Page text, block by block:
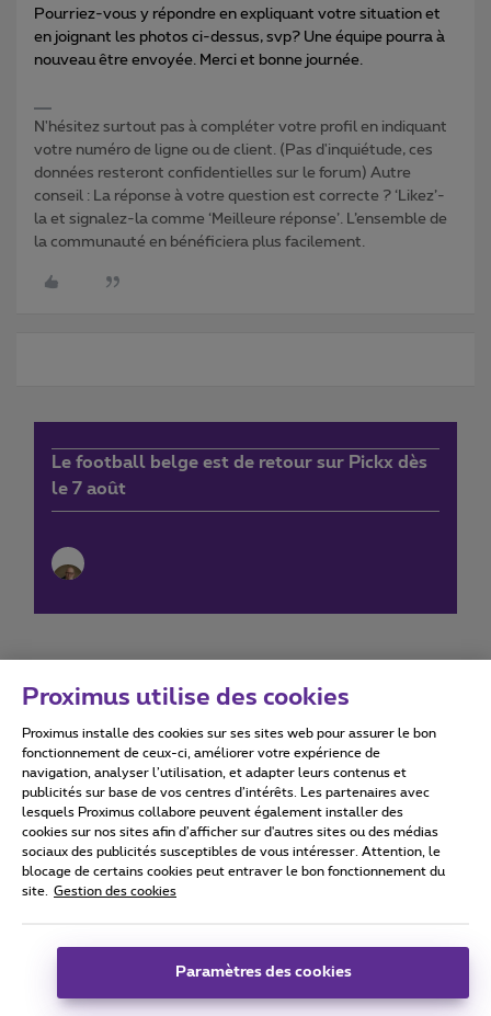
Pourriez-vous y répondre en expliquant votre situation et
en joignant les photos ci-dessus, svp? Une équipe pourra à
nouveau être envoyée. Merci et bonne journée.
N'hésitez surtout pas à compléter votre profil en indiquant
votre numéro de ligne ou de client. (Pas d'inquiétude, ces
données resteront confidentielles sur le forum) Autre
conseil : La réponse à votre question est correcte ? ‘Likez’-
la et signalez-la comme ‘Meilleure réponse’. L’ensemble de
la communauté en bénéficiera plus facilement.
Le football belge est de retour sur Pickx dès
le 7 août
Conditions d'utilisation Accessibility statement
Tous droits réservés. © 2026
Conditions générales, info consommateur
Coordonnées de l’entreprise
Boulevard du Roi Albert II 27 - B-1030 Bruxelles.
Proximus utilise des cookies
Proximus installe des cookies sur ses sites web pour assurer le bon
fonctionnement de ceux-ci, améliorer votre expérience de
navigation, analyser l’utilisation, et adapter leurs contenus et
publicités sur base de vos centres d’intérêts. Les partenaires avec
lesquels Proximus collabore peuvent également installer des
cookies sur nos sites afin d’afficher sur d'autres sites ou des médias
sociaux des publicités susceptibles de vous intéresser. Attention, le
blocage de certains cookies peut entraver le bon fonctionnement du
site.
Gestion des cookies
Paramètres des cookies